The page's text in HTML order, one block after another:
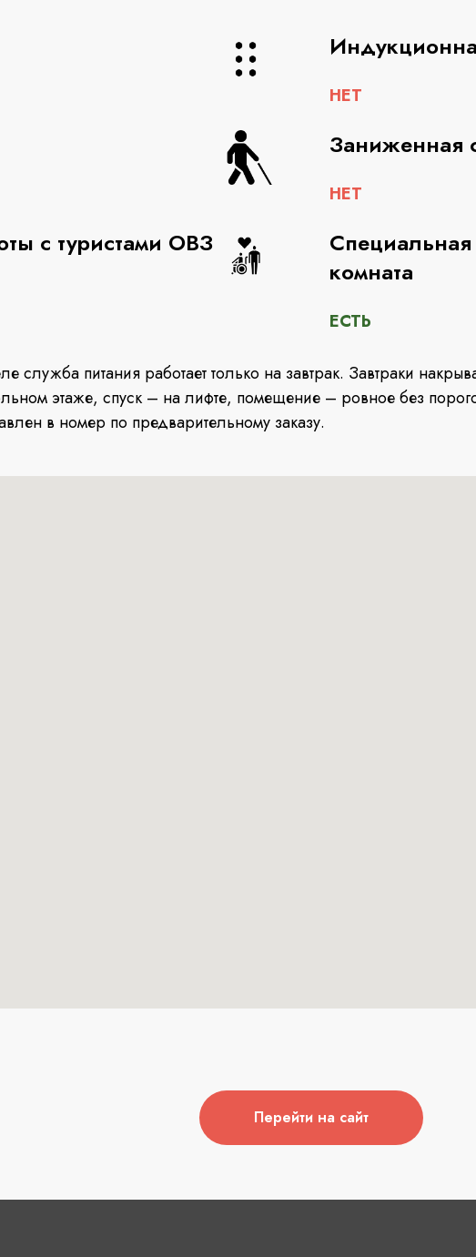
НЕТ
Заниженная
НЕТ
с туристами ОВЗ
Специальная
комната
ЕСТЬ
служба питания работает только на завтрак. Завтраки
этаже, спуск – на лифте, помещение – ровное без
в номер по предварительному заказу.
Перейти на сайт